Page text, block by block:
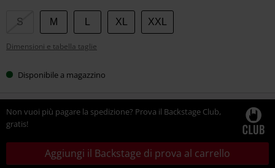
Scegli
tua
S M XL XXL
Dimensioni e tabella taglie
Disponibile a magazzino
Non vuoi più pagare la spedizione? Prova il Backstage Club,
gratis!
Aggiungi il Backstage di prova al carrello